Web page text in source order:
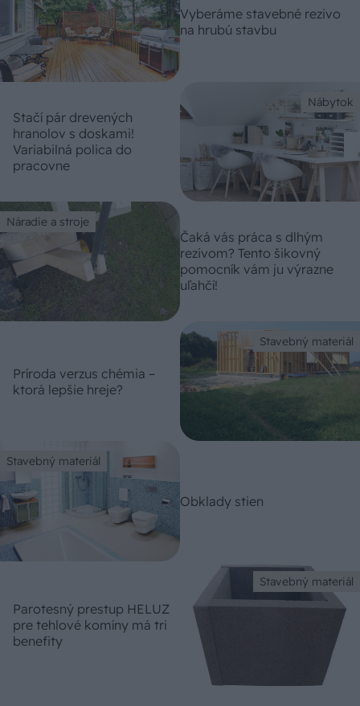
Vyberáme stavebné rezivo
na hrubú stavbu
Nábytok
Stačí pár drevených
hranolov s doskami!
Variabilná polica do
pracovne
Náradie a stroje
Čaká vás práca s dlhým
rezivom? Tento šikovný
pomocník vám ju výrazne
uľahčí!
Stavebný materiál
Príroda verzus chémia –
ktorá lepšie hreje?
Stavebný materiál
Obklady stien
Stavebný materiál
Parotesný prestup HELUZ
pre tehlové komíny má tri
benefity